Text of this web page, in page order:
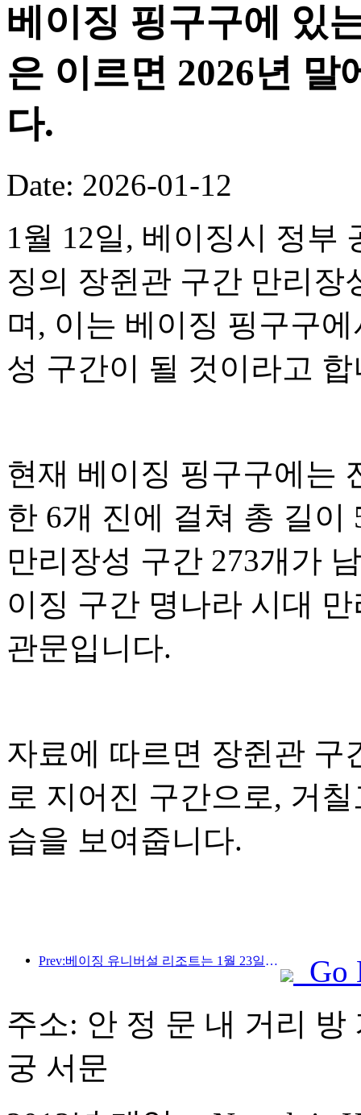
베이징 핑구구에 있
은 이르면 2026년
다.
Date: 2026-01-12
1월 12일, 베이징시 정부
징의 장쥔관 구간 만리장
며, 이는 베이징 핑구구
성 구간이 될 것이라고
현재 베이징 핑구구에는
한 6개 진에 걸쳐 총 길이
만리장성 구간 273개가
이징 구간 명나라 시대
관문입니다.
자료에 따르면 장쥔관 구
로 지어진 구간으로, 거
습을 보여줍니다.
Prev:베이징 유니버설 리조트는 1월 23일부터 40일간 유니버설 중국 설날 이벤트를 개최합니다.
Go
주소: 안 정 문 내 거리 방
궁 서문